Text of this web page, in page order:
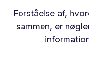
Forståelse af,
sammen, er